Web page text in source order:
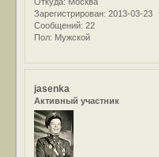
Зарегистрирован: 2013-03-23
Сообщений: 22
Пол: Мужской
jasenka
Активный участник